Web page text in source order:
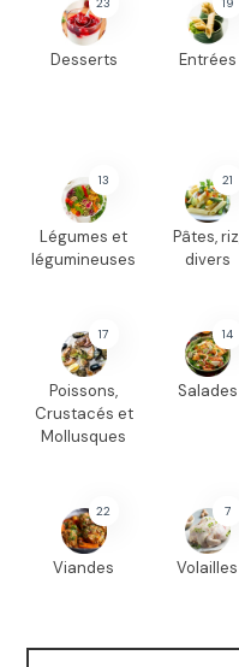
Desserts Entrées
13
Légumes et
légumineuses
21
Pâtes,
divers
17
Poissons,
Crustacés et
Mollusques
14
Salades
22
Viandes
7
Volailles